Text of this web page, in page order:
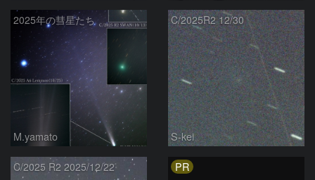
2025年の彗星たち
M.yamato
C/2025R2 12/30
S-kei
C/2025 R2 2025/12/22 PR